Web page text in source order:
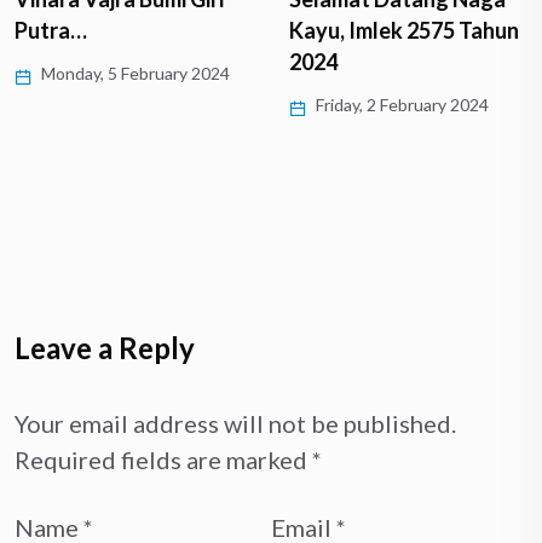
Putra…
Monday, 5 February 2024
Kayu, Imlek 2575 Tahun
2024
Friday, 2 February 2024
Leave a Reply
Your email address will not be published.
Required fields are marked *
Name * Email *